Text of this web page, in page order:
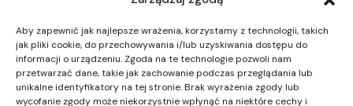
Aby zapewnić jak najlepsze wrażenia, korzystamy z technologii, takich
jak pliki cookie, do przechowywania i/lub uzyskiwania dostępu do
informacji o urządzeniu. Zgoda na te technologie pozwoli nam
przetwarzać dane, takie jak zachowanie podczas przeglądania lub
unikalne identyfikatory na tej stronie. Brak wyrażenia zgody lub
wycofanie zgody może niekorzystnie wpłynąć na niektóre cechy i
Nieruchomości Warszawa
Mieszkania na sprzedaż Warszawa